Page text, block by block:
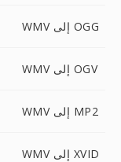
WMV إلى OGG
WMV إلى OGV
WMV إلى MP2
WMV إلى XVID